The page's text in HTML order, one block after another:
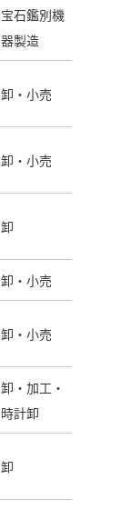
宝石鑑別機
器製造
卸・小売
卸・小売
卸
卸・小売
卸・小売
卸・加工・
時計卸
卸